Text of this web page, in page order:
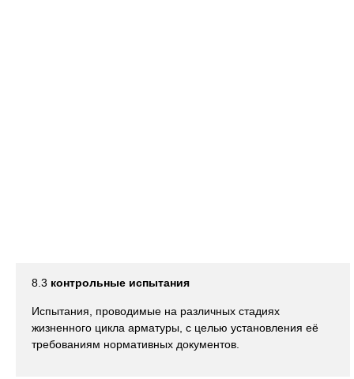
8.3 контрольные испытания
Испытания, проводимые на различных стадиях
жизненного цикла арматуры, с целью установления её
требованиям нормативных документов.